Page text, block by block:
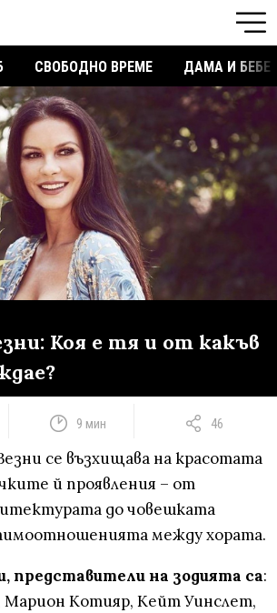
СВОБОДНО ВРЕМЕ ДАМА И БЕБЕ
Коя е тя и от какъв
9 мин 46
се възхищава на красотата
й проявления – от
до човешката
между хората.
представители на зодията са:
Марион Котияр, Кейт Уинслет,